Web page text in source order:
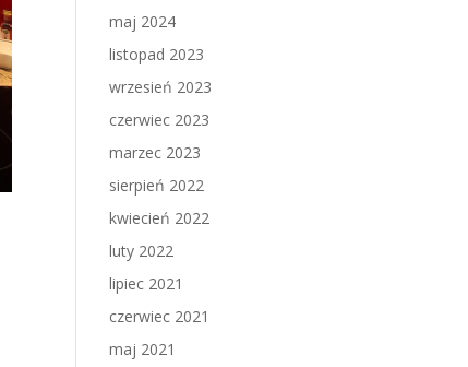
maj 2024
listopad 2023
wrzesień 2023
czerwiec 2023
marzec 2023
sierpień 2022
kwiecień 2022
luty 2022
lipiec 2021
czerwiec 2021
maj 2021